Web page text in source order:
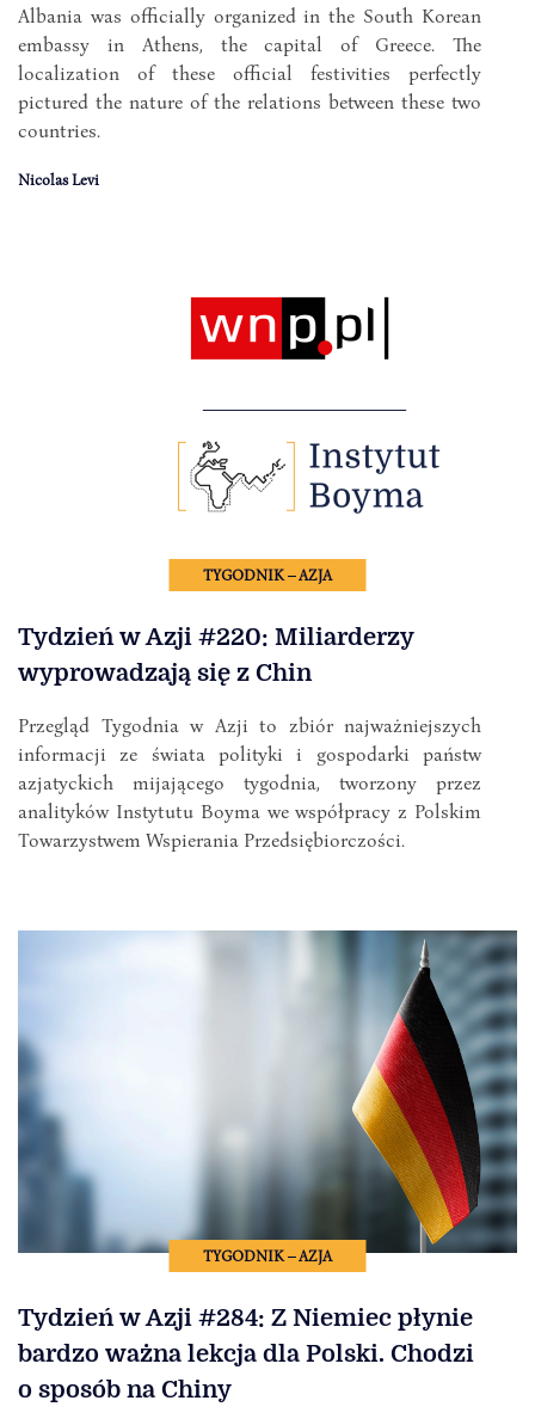
Albania was officially organized in the South Korean
embassy in Athens, the capital of Greece. The
localization of these official festivities perfectly
pictured the nature of the relations between these two
countries.
Nicolas Levi
TYGODNIK – AZJA
Tydzień w Azji #220: Miliarderzy
wyprowadzają się z Chin
Przegląd Tygodnia w Azji to zbiór najważniejszych
informacji ze świata polityki i gospodarki państw
azjatyckich mijającego tygodnia, tworzony przez
analityków Instytutu Boyma we współpracy z Polskim
Towarzystwem Wspierania Przedsiębiorczości.
TYGODNIK – AZJA
Tydzień w Azji #284: Z Niemiec płynie
bardzo ważna lekcja dla Polski. Chodzi
o sposób na Chiny